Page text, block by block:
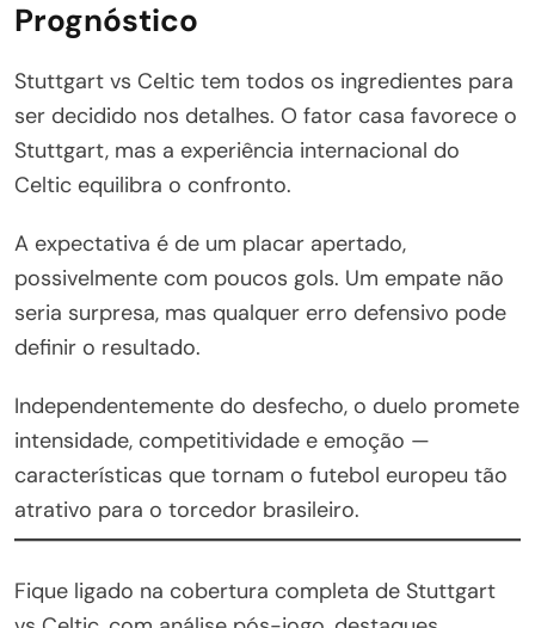
Prognóstico
Stuttgart vs Celtic tem todos os ingredientes para
ser decidido nos detalhes. O fator casa favorece o
Stuttgart, mas a experiência internacional do
Celtic equilibra o confronto.
A expectativa é de um placar apertado,
possivelmente com poucos gols. Um empate não
seria surpresa, mas qualquer erro defensivo pode
definir o resultado.
Independentemente do desfecho, o duelo promete
intensidade, competitividade e emoção —
características que tornam o futebol europeu tão
atrativo para o torcedor brasileiro.
Fique ligado na cobertura completa de Stuttgart